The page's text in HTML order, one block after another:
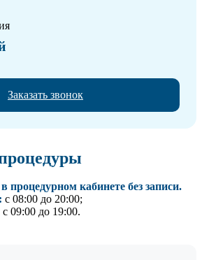
Заказать звонок
процедурном кабинете без записи.
с 08:00 до 20:00;
с 09:00 до 19:00.